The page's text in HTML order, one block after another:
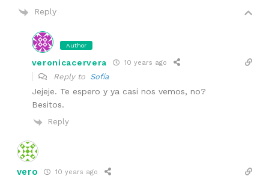
Reply
Author
veronicacervera 10 years ago
Reply to Sofía
Jejeje. Te espero y ya casi nos vemos, no?
Besitos.
Reply
vero 10 years ago